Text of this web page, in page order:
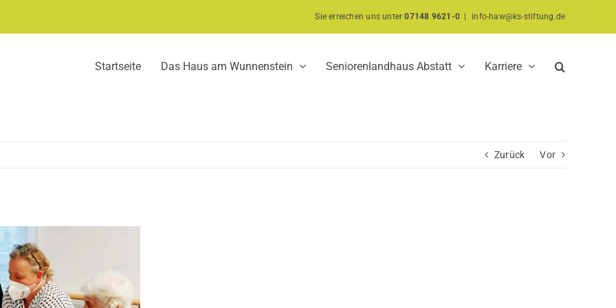
Sie erreichen uns unter07148 9621-0 info-haw@ks-stiftung.de
Startseite Das Haus am Wunnenstein Seniorenlandhaus Abstatt Karriere
Zurück Vor